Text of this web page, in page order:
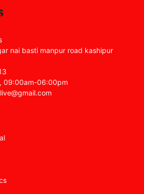
nai basti manpur road kashipur
09:00am-06:00pm